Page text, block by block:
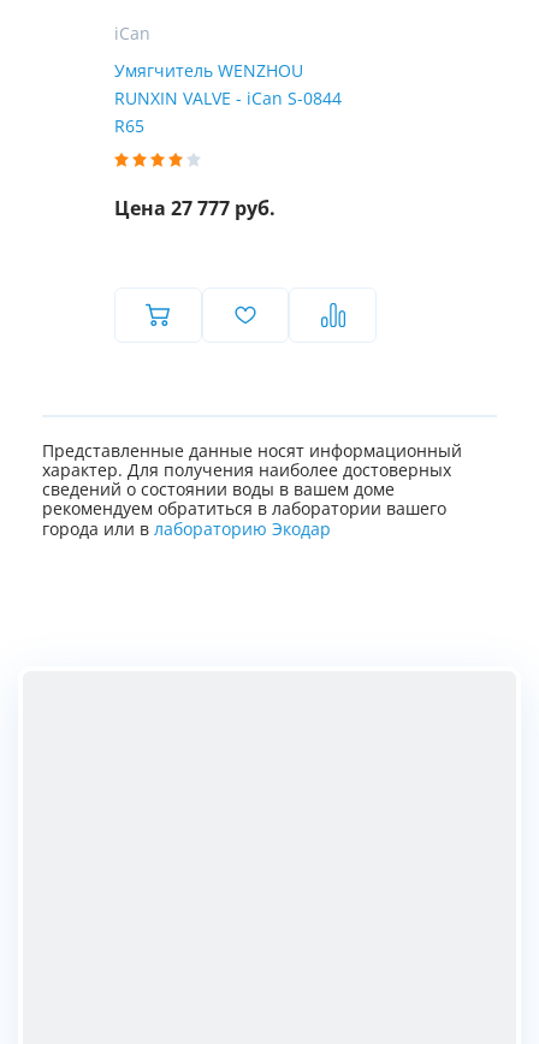
iCan
Умягчитель WENZHOU
RUNXIN VALVE - iCan S-0844
R65
Цена 27 777 руб.
Представленные данные носят информационный
характер. Для получения наиболее достоверных
сведений о состоянии воды в вашем доме
рекомендуем обратиться в лаборатории вашего
города или в лабораторию Экодар